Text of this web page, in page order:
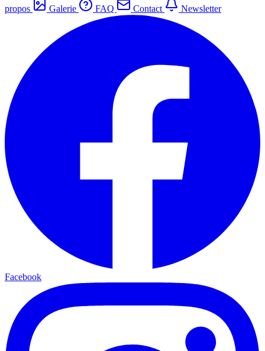
propos
Galerie FAQ Contact Newsletter
Facebook